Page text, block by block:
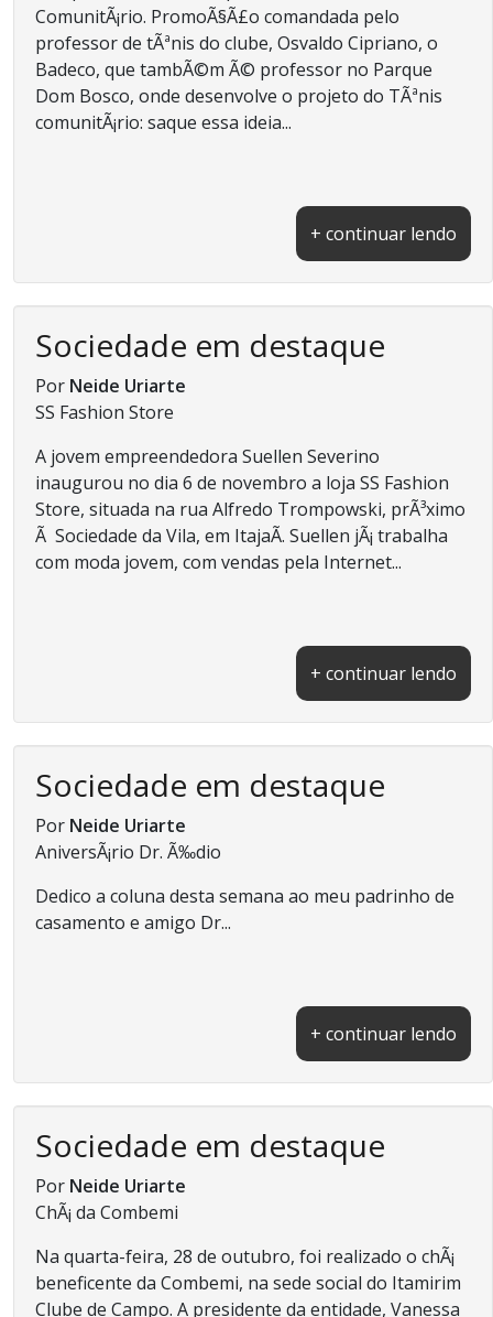
ComunitÃ¡rio. PromoÃ§Ã£o comandada pelo
professor de tÃªnis do clube, Osvaldo Cipriano, o
Badeco, que tambÃ©m Ã© professor no Parque
Dom Bosco, onde desenvolve o projeto do TÃªnis
comunitÃ¡rio: saque essa ideia...
+ continuar lendo
Sociedade em destaque
Por Neide Uriarte
SS Fashion Store
A jovem empreendedora Suellen Severino
inaugurou no dia 6 de novembro a loja SS Fashion
Store, situada na rua Alfredo Trompowski, prÃ³ximo
Ã Sociedade da Vila, em ItajaÃ­. Suellen jÃ¡ trabalha
com moda jovem, com vendas pela Internet...
+ continuar lendo
Sociedade em destaque
Por Neide Uriarte
AniversÃ¡rio Dr. Ã‰dio
Dedico a coluna desta semana ao meu padrinho de
casamento e amigo Dr...
+ continuar lendo
Sociedade em destaque
Por Neide Uriarte
ChÃ¡ da Combemi
Na quarta-feira, 28 de outubro, foi realizado o chÃ¡
beneficente da Combemi, na sede social do Itamirim
Clube de Campo. A presidente da entidade, Vanessa